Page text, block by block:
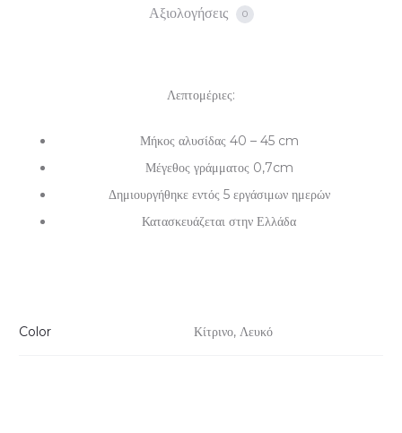
Αξιολογήσεις 0
Λεπτομέριες:
Μήκος αλυσίδας 40 – 45 cm
Μέγεθος γράμματος 0,7cm
Δημιουργήθηκε εντός 5 εργάσιμων ημερών
Κατασκευάζεται στην Ελλάδα
Color Κίτρινο, Λευκό